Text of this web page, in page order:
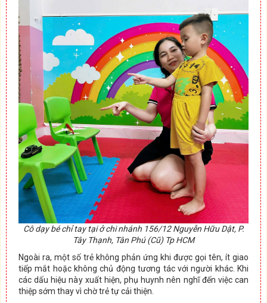
Cô dạy bé chỉ tay tại ở chi nhánh 156/12 Nguyễn Hữu Dật, P.
Tây Thạnh, Tân Phú (Cũ) Tp HCM
Ngoài ra, một số trẻ không phản ứng khi được gọi tên, ít giao
tiếp mắt hoặc không chủ động tương tác với người khác. Khi
các dấu hiệu này xuất hiện, phụ huynh nên nghĩ đến việc can
thiệp sớm thay vì chờ trẻ tự cải thiện.